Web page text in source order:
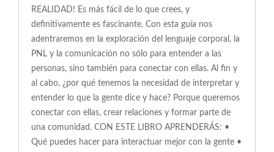
REALIDAD! Es más fácil de lo que crees, y
definitivamente es fascinante. Con esta guía nos
adentraremos en la exploración del lenguaje corporal, la
PNL y la comunicación no sólo para entender a las
personas, sino también para conectar con ellas. Al fin y
al cabo, ¿por qué tenemos la necesidad de interpretar y
entender lo que la gente dice y hace? Porque queremos
conectar con ellas, crear relaciones y formar parte de
una comunidad. CON ESTE LIBRO APRENDERÁS: •
Qué puedes hacer para interactuar mejor con la gente •